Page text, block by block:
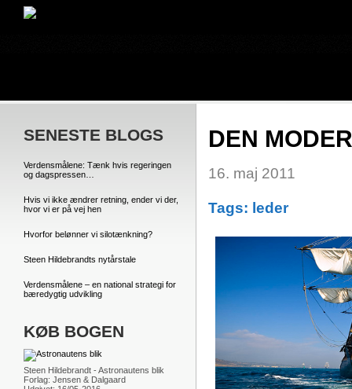
SENESTE BLOGS
Verdensmålene: Tænk hvis regeringen
og dagspressen…
Hvis vi ikke ændrer retning, ender vi der,
hvor vi er på vej hen
Hvorfor belønner vi silotænkning?
Steen Hildebrandts nytårstale
Verdensmålene – en national strategi for
bæredygtig udvikling
KØB BOGEN
Steen Hildebrandt - Astronautens blik
Forlag: Jensen & Dalgaard
DEN
16. maj 2011
Tags: leder